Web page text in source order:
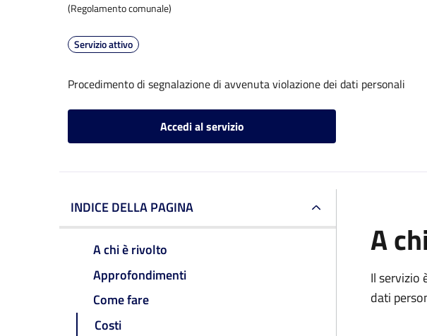
(Regolamento comunale)
Servizio attivo
Procedimento di segnalazione di avvenuta violazione dei dati personali
Accedi al servizio
INDICE DELLA PAGINA
A chi è rivolto
Approfondimenti
Come fare
Costi
A
Il servizio
dati